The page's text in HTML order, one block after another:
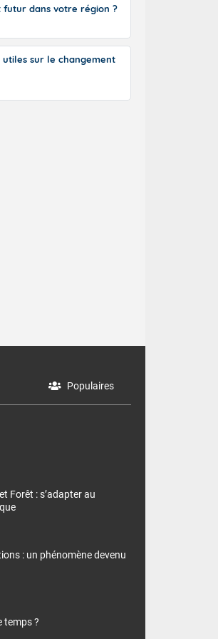
futur dans votre région ?
utiles sur le changement
Populaires
Forêt : s’adapter au
: un phénomène devenu
temps ?